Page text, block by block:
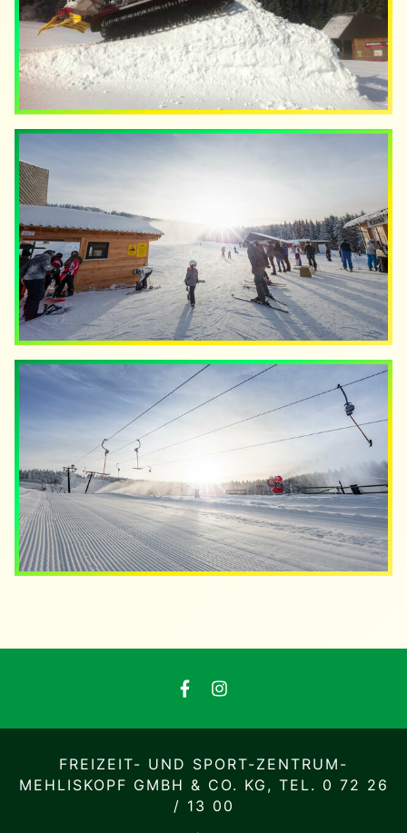
FREIZEIT- UND SPORT-ZENTRUM-
MEHLISKOPF GMBH & CO. KG, TEL. 0 72 26
/ 13 00